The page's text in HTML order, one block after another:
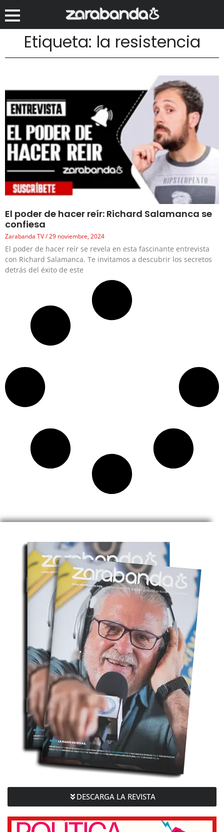
Etiqueta: la resistencia
El poder de hacer reír: Richard Salamanca se
confiesa
Zarabanda TV 29 noviembre, 2024
El poder de hacer reír se revela en esta fascinante entrevista
con Richard Salamanca. Te invitamos a descubrir los secretos
detrás del éxito de este
DESCARGA LA REVISTA